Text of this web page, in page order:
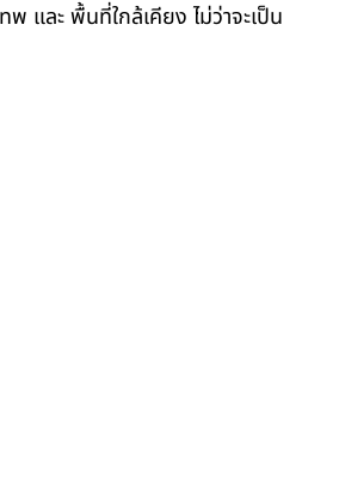
และ พื้นที่ใกล้เคียง ไม่ว่าจะเป็น